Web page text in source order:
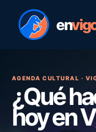
en
AGENDA CULTURAL ·
¿Qué
hoy en